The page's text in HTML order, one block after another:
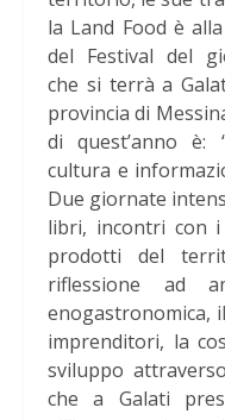
la Land Food è
del Festival del
che si terrà a
provincia di
di quest’anno è:
cultura e
Due giornate
libri, incontri con
prodotti del
riflessione ad
enogastronomica,
imprenditori, la
sviluppo
che a Galati